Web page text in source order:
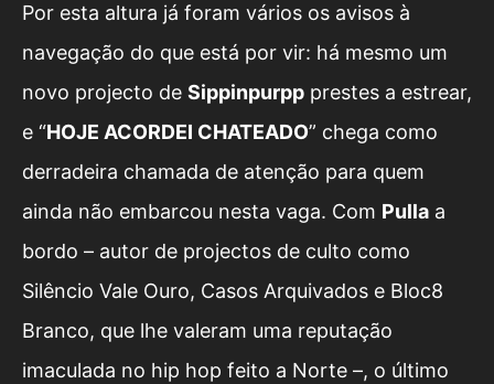
Por esta altura já foram vários os avisos à
navegação do que está por vir: há mesmo um
novo projecto de Sippinpurpp prestes a estrear,
e “HOJE ACORDEI CHATEADO” chega como
derradeira chamada de atenção para quem
ainda não embarcou nesta vaga. Com Pulla a
bordo – autor de projectos de culto como
Silêncio Vale Ouro, Casos Arquivados e Bloc8
Branco, que lhe valeram uma reputação
imaculada no hip hop feito a Norte –, o último